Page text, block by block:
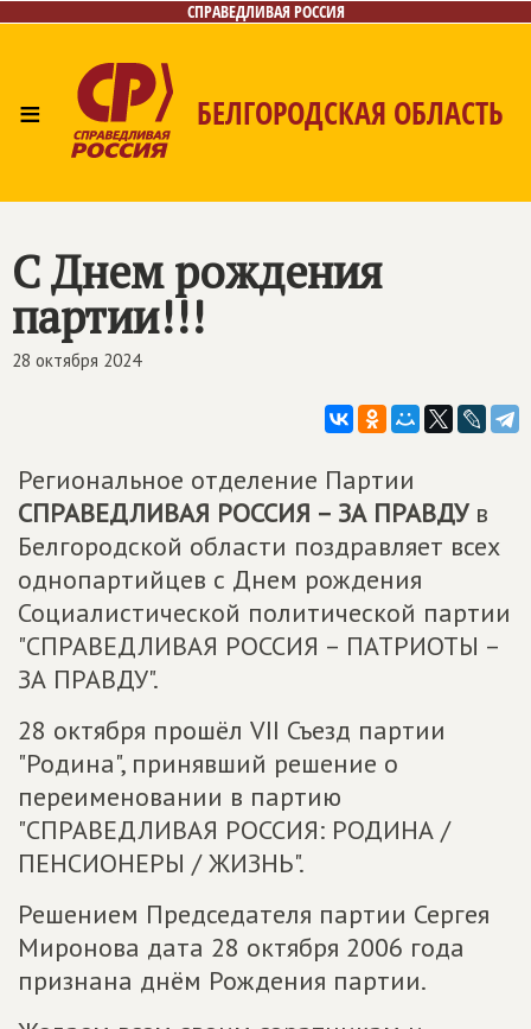
СПРАВЕДЛИВАЯ РОССИЯ
≡ БЕЛГОРОДСКАЯ ОБЛАСТЬ
С Днем рождения
партии!!!
28 октября 2024
Региональное отделение Партии
СПРАВЕДЛИВАЯ РОССИЯ – ЗА ПРАВДУв
Белгородской области поздравляет всех
однопартийцев с Днем рождения
Социалистической политической партии
"СПРАВЕДЛИВАЯ РОССИЯ – ПАТРИОТЫ –
ЗА ПРАВДУ".
28 октября прошёл VII Съезд партии
"Родина", принявший решение о
переименовании в партию
"СПРАВЕДЛИВАЯ РОССИЯ: РОДИНА /
ПЕНСИОНЕРЫ / ЖИЗНЬ".
Решением Председателя партии Сергея
Миронова дата 28 октября 2006 года
признана днём Рождения партии.